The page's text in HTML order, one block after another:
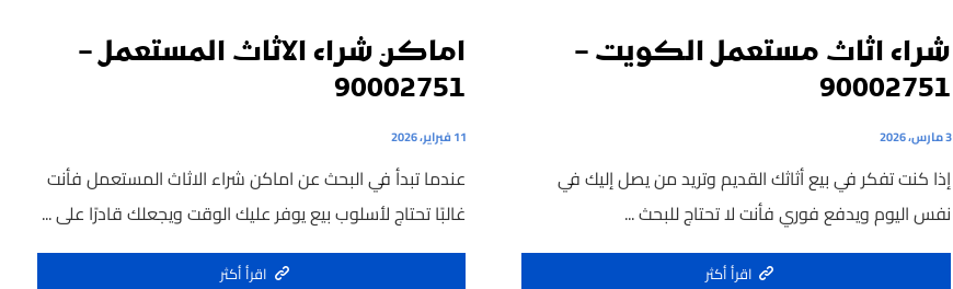
شراء اثاث مستعمل الكويت –
90002751
3 مارس، 2026
إذا كنت تفكر في بيع أثاثك القديم وتريد من يصل إليك في
نفس اليوم ويدفع فوري فأنت لا تحتاج للبحث ...
اقرأ أكثر
اماكن شراء الاثاث المستعمل –
90002751
11 فبراير، 2026
عندما تبدأ في البحث عن اماكن شراء الاثاث المستعمل فأنت
غالبًا تحتاج لأسلوب بيع يوفر عليك الوقت ويجعلك قادرًا على ...
اقرأ أكثر